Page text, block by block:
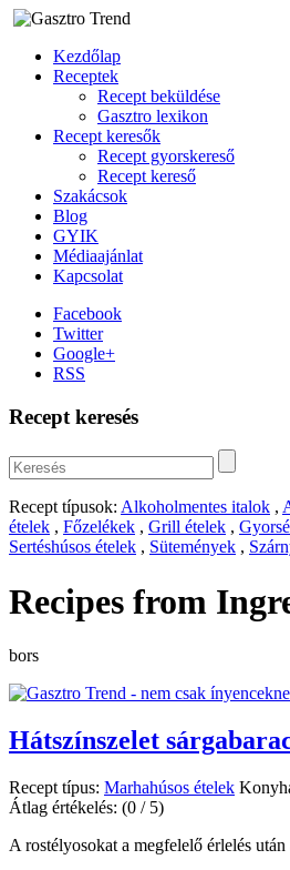
Kezdőlap
Receptek
Recept beküldése
Gasztro lexikon
Recept keresők
Recept gyorskereső
Recept kereső
Szakácsok
Blog
GYIK
Médiaajánlat
Kapcsolat
Facebook
Twitter
Google+
RSS
Recept keresés
Recept típusok: Alkoholmentes italok ,
ételek , Főzelékek , Grill ételek ,
Sertéshúsos ételek , Sütemények ,
Recipes from
bors
Hátszínszelet
Recept típus: Marhahúsos ételek
Átlag értékelés: (0 / 5)
A rostélyosokat a megfelelő érlelés